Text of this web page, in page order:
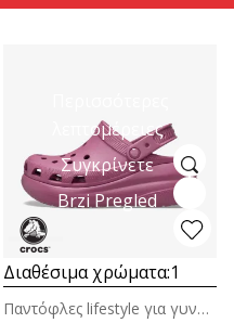
λεπτομέρειες
Συγκρίνετε
Brzi Pregled
Διαθέσιμα χρώματα:1
Παντόφλες lifestyle για γυναίκες